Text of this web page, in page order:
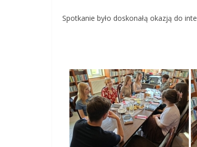
Spotkanie było doskonałą okazją do